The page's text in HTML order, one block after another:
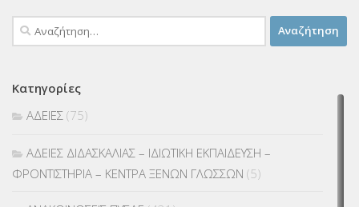
Αναζήτηση
για:
Κατηγορίες
ΑΔΕΙΕΣ (75)
ΑΔΕΙΕΣ ΔΙΔΑΣΚΑΛΙΑΣ – ΙΔΙΩΤΙΚΗ ΕΚΠΑΙΔΕΥΣΗ –
ΦΡΟΝΤΙΣΤΗΡΙΑ – ΚΕΝΤΡΑ ΞΕΝΩΝ ΓΛΩΣΣΩΝ (5)